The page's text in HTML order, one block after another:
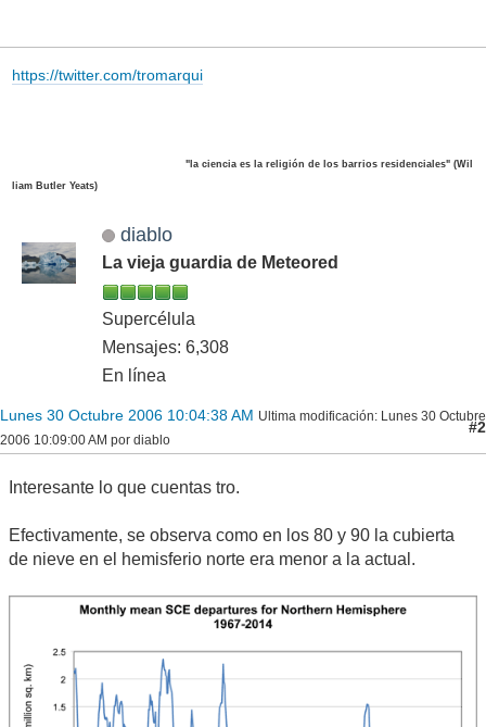
https://twitter.com/tromarqui
"la ciencia es la religión de los barrios residenciales" (Wil
liam Butler Yeats)
diablo
La vieja guardia de Meteored
Supercélula
Mensajes: 6,308
En línea
Lunes 30 Octubre 2006 10:04:38 AM Ultima modificación: Lunes 30 Octubre
2006 10:09:00 AM por diablo
#2
Interesante lo que cuentas tro.
Efectivamente, se observa como en los 80 y 90 la cubierta
de nieve en el hemisferio norte era menor a la actual.